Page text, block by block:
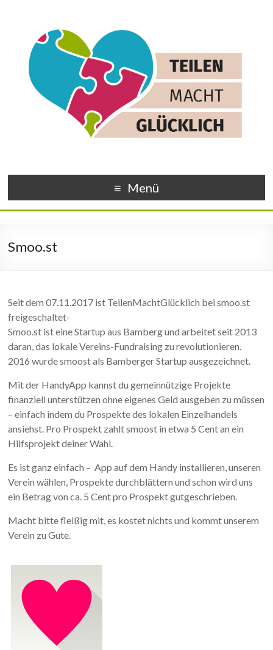
Menü
Smoo.st
Seit dem 07.11.2017 ist TeilenMachtGlücklich bei smoo.st
freigeschaltet-
Smoo.st ist eine Startup aus Bamberg und arbeitet seit 2013
daran, das lokale Vereins-Fundraising zu revolutionieren.
2016 wurde smoost als Bamberger Startup ausgezeichnet.
Mit der HandyApp kannst du gemeinnützige Projekte
finanziell unterstützen ohne eigenes Geld ausgeben zu müssen
– einfach indem du Prospekte des lokalen Einzelhandels
ansiehst. Pro Prospekt zahlt smoost in etwa 5 Cent an ein
Hilfsprojekt deiner Wahl.
Es ist ganz einfach – App auf dem Handy installieren, unseren
Verein wählen, Prospekte durchblättern und schon wird uns
ein Betrag von ca. 5 Cent pro Prospekt gutgeschrieben.
Macht bitte fleißig mit, es kostet nichts und kommt unserem
Verein zu Gute.